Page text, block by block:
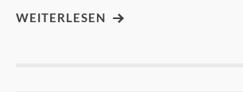
WEITERLESEN